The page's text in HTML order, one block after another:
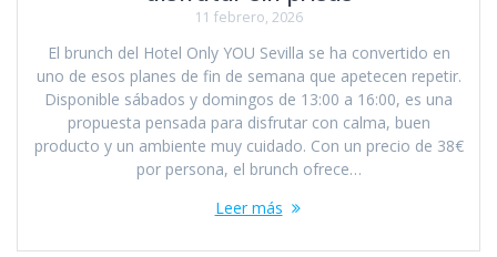
11 febrero, 2026
El brunch del Hotel Only YOU Sevilla se ha convertido en
uno de esos planes de fin de semana que apetecen repetir.
Disponible sábados y domingos de 13:00 a 16:00, es una
propuesta pensada para disfrutar con calma, buen
producto y un ambiente muy cuidado. Con un precio de 38€
por persona, el brunch ofrece…
Leer más